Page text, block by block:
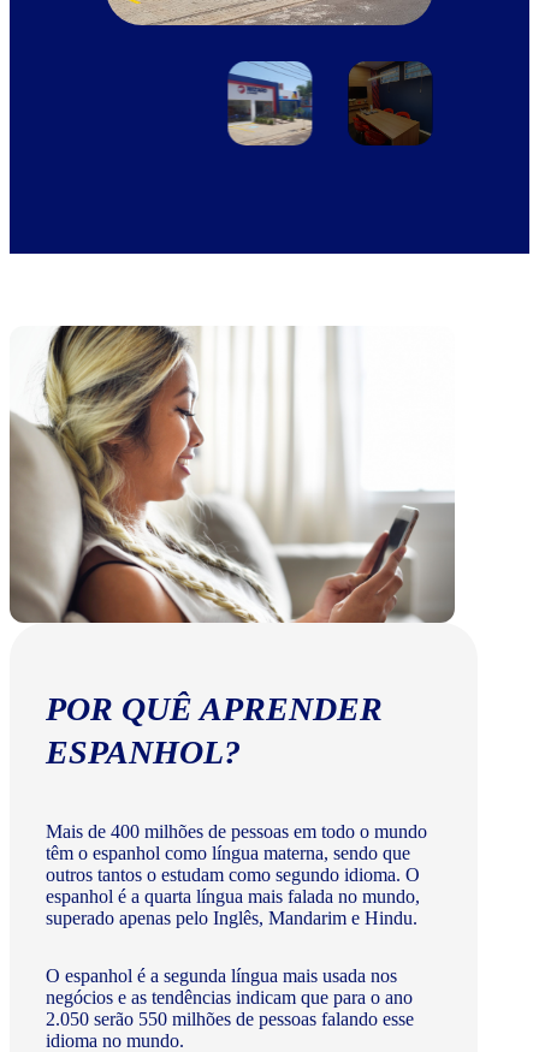
POR QUÊ APRENDER
ESPANHOL?
Mais de 400 milhões de pessoas em todo o mundo
têm o espanhol como língua materna, sendo que
outros tantos o estudam como segundo idioma. O
espanhol é a quarta língua mais falada no mundo,
superado apenas pelo Inglês, Mandarim e Hindu.
O espanhol é a segunda língua mais usada nos
negócios e as tendências indicam que para o ano
2.050 serão 550 milhões de pessoas falando esse
idioma no mundo.